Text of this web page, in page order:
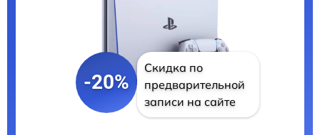
-20%
Скидка по
предварительной
записи на сайте